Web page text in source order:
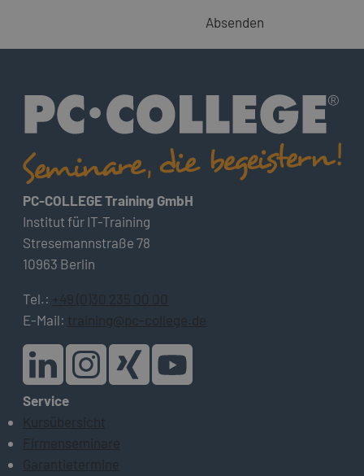
Absenden
PC-COLLEGE Training GmbH
Institut für IT-Training
Stresemannstraße 78
10963 Berlin
Tel.: +49 (0)30 235 00 00
E-Mail: training@pc-college.de
Service
Kursübersicht
Firmenseminare
Garantietermine